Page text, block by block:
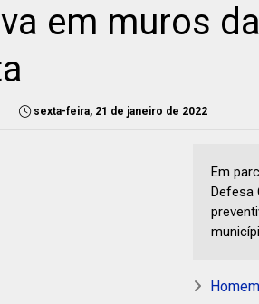
em muros
sexta-feira, 21 de janeiro de 2022
Em
Defesa